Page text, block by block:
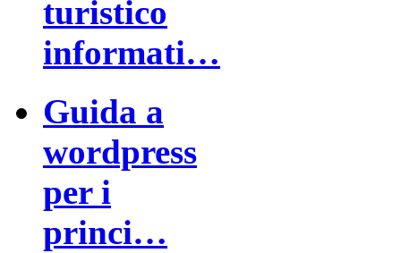
turistico
informati…
Guida a
wordpress
per i
princi…